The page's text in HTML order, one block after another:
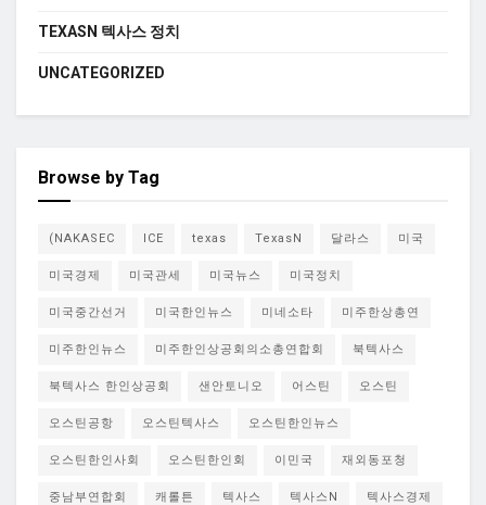
TEXASN 텍사스 정치
UNCATEGORIZED
Browse by Tag
(NAKASEC ICE texas TexasN 달라스 미국
미국경제 미국관세 미국뉴스 미국정치
미국중간선거 미국한인뉴스 미네소타 미주한상총연
미주한인뉴스 미주한인상공회의소총연합회 북텍사스
북텍사스 한인상공회 샌안토니오 어스틴 오스틴
오스틴공항 오스틴텍사스 오스틴한인뉴스
오스틴한인사회 오스틴한인회 이민국 재외동포청
중남부연합회 캐롤튼 텍사스 텍사스N 텍사스경제